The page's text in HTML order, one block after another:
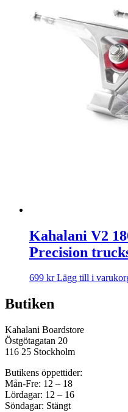
Kahalani V2
Precision
699 kr Lägg till i
Butiken
Kahalani Boardstore
Östgötagatan 20
116 25 Stockholm
Butikens öppettider:
Mån-Fre: 12 – 18
Lördagar: 12 – 16
Söndagar: Stängt